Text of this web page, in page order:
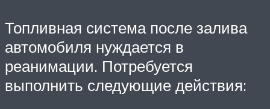
Топливная система после залива
автомобиля нуждается в
реанимации. Потребуется
выполнить следующие действия: